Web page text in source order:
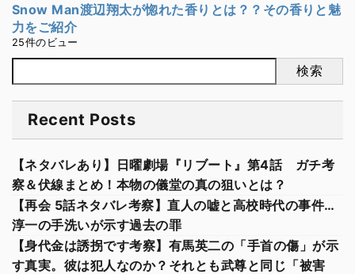
Snow Man渡辺翔太が惚れた香りとは？？その香りと魅
力をご紹介
25件のビュー
検索
Recent Posts
【ネタバレあり】日曜劇場『リブート』第4話 ガチ考
察＆伏線まとめ！本物の儀堂の真の狙いとは？
【再会 5話ネタバレ考察】直人の嘘と高校時代の事件…
淳一の手洗いが示す過去の罪
【身代金は誘拐です考察】有馬英二の「手首の傷」が示
す真実。彼は犯人なのか？それとも武尊と同じ「被害